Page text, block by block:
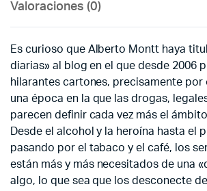
Valoraciones (0)
Es curioso que Alberto Montt haya
diarias» al blog en el que desde 2006
hilarantes cartones, precisamente por
una época en la que las drogas,
parecen definir cada vez más el
Desde el alcohol y la heroína hasta el
pasando por el tabaco y el café, los
están más y más necesitados de una
algo, lo que sea que los desconecte